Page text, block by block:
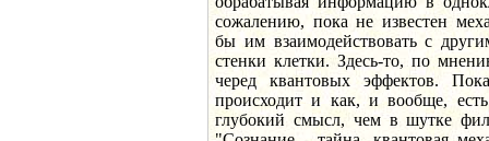
сожалению, пока не известен
бы им взаимодействовать с
стенки клетки. Здесь-то, по
черед квантовых эффектов.
происходит и как, и вообще,
глубокий смысл, чем в шутке